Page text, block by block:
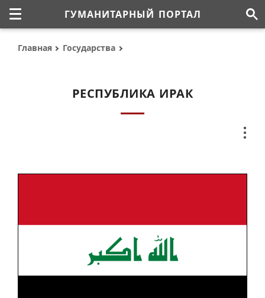
ГУМАНИТАРНЫЙ ПОРТАЛ
Главная Государства
РЕСПУБЛИКА ИРАК